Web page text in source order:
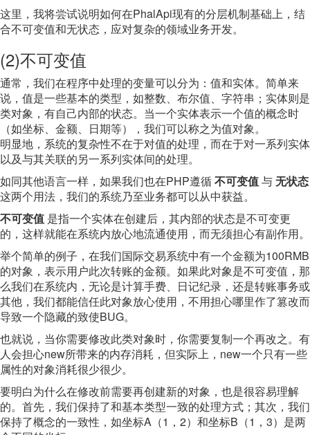
这里，我将尝试说明如何在PhalApi现有的分层机制基础上，结
合不可变值和无状态，应对复杂的领域业务开发。
(2)不可变值
通常，我们在程序中处理的变量可以分为：值和实体。简单来
说，值是一些基本的类型，如整数、布尔值、字符串；实体则是
类对象，有自己内部的状态。当一个实体表示一个值的概念时
（如坐标、金额、日期等），我们可以称之为值对象。
明显地，系统的复杂性不在于对值的处理，而在于对一系列实体
以及与其关联的另一系列实体间的处理。
如同其他语言一样，如果我们也在PHP遵循不可变值与无状态
这两个用法，我们的系统乃至业务都可以从中获益。
不可变值 是指一个实体在创建后，其内部的状态是不可变更
的，这样就能在系统内放心地流通使用，而无须担心有副作用。
举个简单的例子，在我们国际交易系统中有一个金额为100RMB
的对象，表示用户此次转账的金额。如果此对象是不可变值，那
么我们在系统内，无论是计算手费、日记纪录，还是转账事务或
其他，我们都能信任此对象放心使用，不用担心哪里作了篡改而
导致一个隐藏的致使BUG。
也就说，当你需要修改此类对象时，你需要复制一个再改之。有
人会担心new所带来的内存消耗，但实际上，new一个只有一些
属性的对象消耗很少很少。
要明白为什么在修改前需要再创建新的对象，也是很容易理解
的。首先，我们保持了和基本类型一致的处理方式；其次，我们
保持了概念的一致性，如坐标A（1，2）和坐标B（1，3）是两